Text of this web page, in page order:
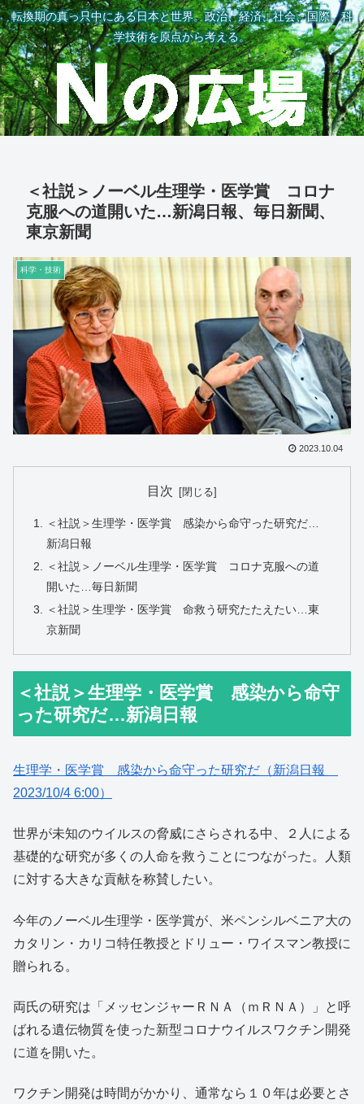
転換期の真っ只中にある日本と世界。政治、経済、社会、国際、科
学技術を原点から考える。
＜社説＞ノーベル生理学・医学賞 コロナ
克服への道開いた…新潟日報、毎日新聞、
東京新聞
科学・技術
2023.10.04
目次
＜社説＞生理学・医学賞 感染から命守った研究だ…
新潟日報
＜社説＞ノーベル生理学・医学賞 コロナ克服への道
開いた…毎日新聞
＜社説＞生理学・医学賞 命救う研究たたえたい…東
京新聞
＜社説＞生理学・医学賞 感染から命守
った研究だ…新潟日報
生理学・医学賞 感染から命守った研究だ（新潟日報
2023/10/4 6:00）
世界が未知のウイルスの脅威にさらされる中、２人による
基礎的な研究が多くの人命を救うことにつながった。人類
に対する大きな貢献を称賛したい。
今年のノーベル生理学・医学賞が、米ペンシルベニア大の
カタリン・カリコ特任教授とドリュー・ワイスマン教授に
贈られる。
両氏の研究は「メッセンジャーＲＮＡ（ｍＲＮＡ）」と呼
ばれる遺伝物質を使った新型コロナウイルスワクチン開発
に道を開いた。
ワクチン開発は時間がかかり、通常なら１０年は必要とさ